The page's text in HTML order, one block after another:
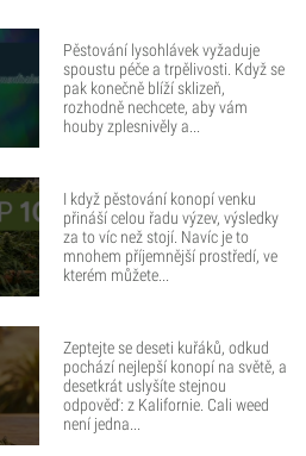
Pěstování lysohlávek vyžaduje
spoustu péče a trpělivosti. Když se
pak konečně blíží sklizeň,
rozhodně nechcete, aby vám
houby zplesnivěly a...
I když pěstování konopí venku
přináší celou řadu výzev, výsledky
za to víc než stojí. Navíc je to
mnohem příjemnější prostředí, ve
kterém můžete...
Zeptejte se deseti kuřáků, odkud
pochází nejlepší konopí na světě, a
desetkrát uslyšíte stejnou
odpověď: z Kalifornie. Cali weed
není jedna...